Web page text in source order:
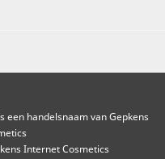
een handelsnaam van Gepkens
Internet Cosmetics